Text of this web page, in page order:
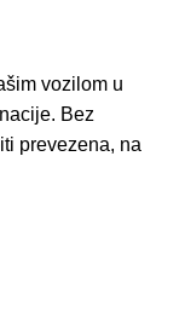
vozilom u
Bez
prevezena, na